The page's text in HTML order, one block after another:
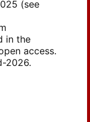
(see
in the
access.
2026.